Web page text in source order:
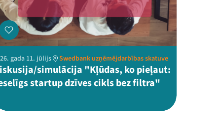
gada 11. jūlijs Swedbank uzņēmējdarbības skatuve
simulācija "Kļūdas, ko pieļaut:
startup dzīves cikls bez filtra"